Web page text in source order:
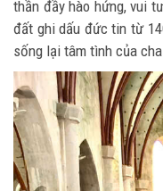
thần đầy hào hứng, vui
đất ghi dấu đức tin từ
sống lại tâm tình của